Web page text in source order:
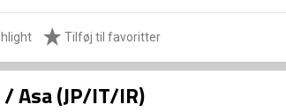
Tilføj til favoritter
/ Asa (JP/IT/IR)